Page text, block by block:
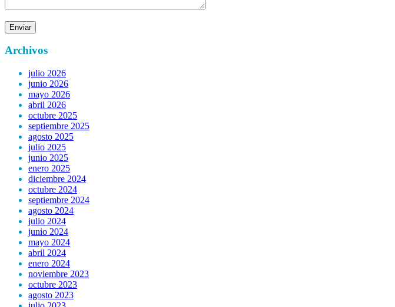
Archivos
julio 2026
junio 2026
mayo 2026
abril 2026
octubre 2025
septiembre 2025
agosto 2025
julio 2025
junio 2025
enero 2025
diciembre 2024
octubre 2024
septiembre 2024
agosto 2024
julio 2024
junio 2024
mayo 2024
abril 2024
enero 2024
noviembre 2023
octubre 2023
agosto 2023